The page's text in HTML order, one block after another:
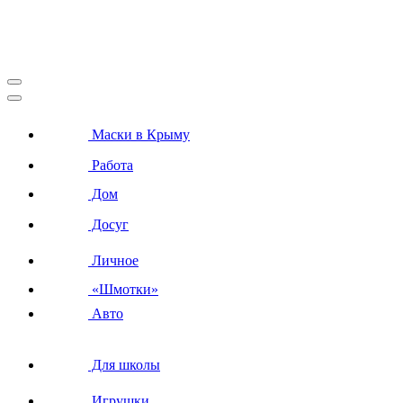
Маски в Крыму
Работа
Дом
Досуг
Личное
«Шмотки»
Авто
Для школы